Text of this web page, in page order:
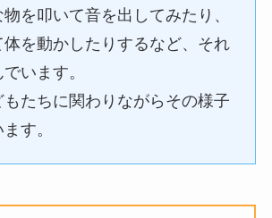
を叩いて音を出してみたり、
を動かしたりするなど、それ
います。
たちに関わりながらその様子
す。